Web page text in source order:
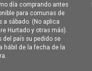
día comprando antes
para comunas de
a sábado. (No aplica
Hurtado y otras más).
del país su pedido se
hábil de la fecha de la